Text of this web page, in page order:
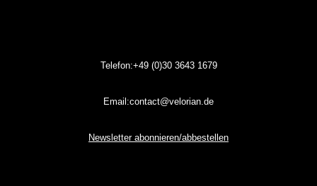
Telefon:+49 (0)3036431679
Email:contact@velorian.de
Newsletter abonnieren/abbestellen